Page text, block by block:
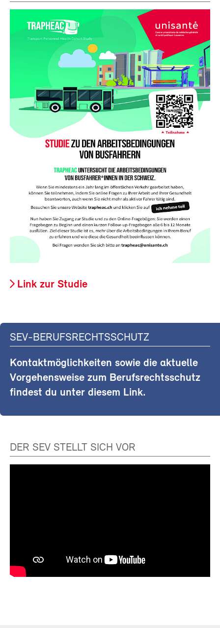
Link zur Studie
SEV-BERUFSRECHTSSCHUTZ
Kontaktmöglichkeiten sowie die aktuelle
Vorgehensweise zum Berufsrechtsschutz
findest du unter diesem Link.
DER SEV STELLT SICH VOR